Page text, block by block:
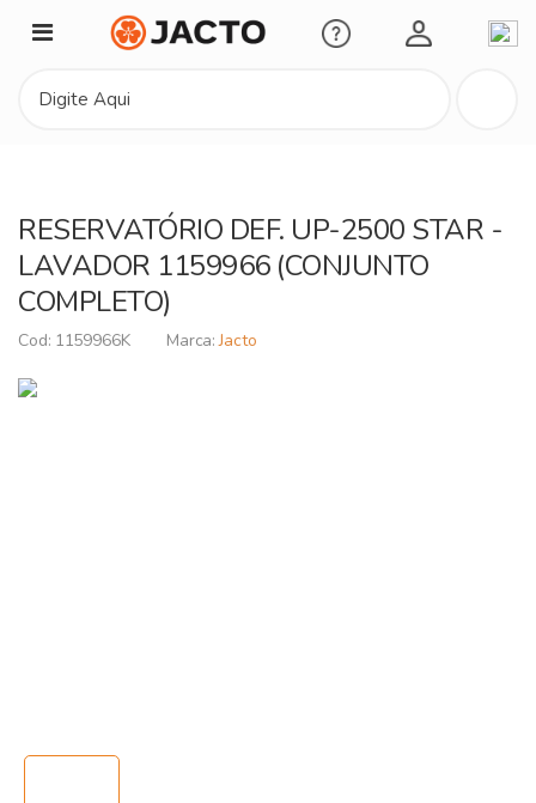
Minha Conta
RESERVATÓRIO DEF. UP-2500 STAR -
LAVADOR 1159966 (CONJUNTO
COMPLETO)
1159966K Jacto